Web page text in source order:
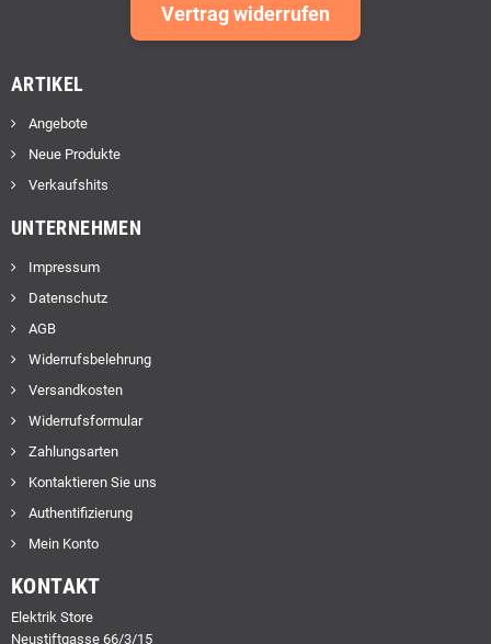
Vertrag widerrufen
ARTIKEL
Angebote
Neue Produkte
Verkaufshits
UNTERNEHMEN
Impressum
Datenschutz
AGB
Widerrufsbelehrung
Versandkosten
Widerrufsformular
Zahlungsarten
Kontaktieren Sie uns
Authentifizierung
Mein Konto
KONTAKT
Elektrik Store
Neustiftgasse 66/3/15